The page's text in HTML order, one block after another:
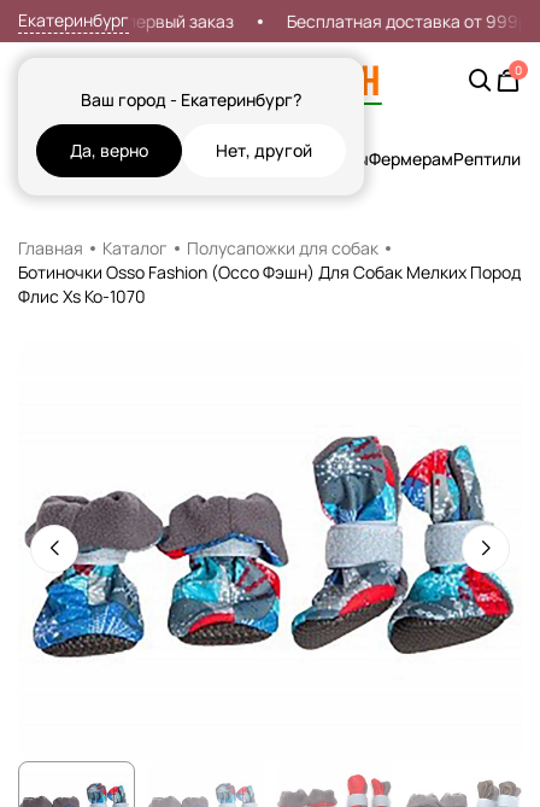
Екатеринбург
Ваш город - Екатеринбург?
Да, верно Нет, другой
Скидка 7% на первый заказ Бесплатная доставка от 999р
0
Кошки СобакиРыбы Грызуны и Хорьки ПтицыФермерамРептилии
Главная Каталог
Полусапожки для собак
Ботиночки Osso Fashion (Оссо Фэшн) Для Собак Мелких Пород
Флис Xs Ко-1070